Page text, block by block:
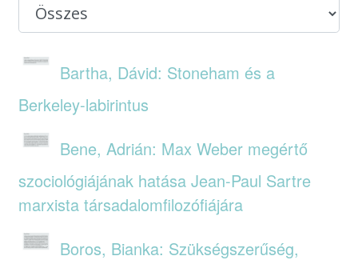
Bartha, Dávid: Stoneham és a
Berkeley-labirintus
Bene, Adrián: Max Weber megértő
szociológiájának hatása Jean-Paul Sartre
marxista társadalomfilozófiájára
Boros, Bianka: Szükségszerűség,